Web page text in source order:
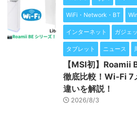
WiFi・Network・BT
インターネット ガジェ
タブレット ニュース
【MSI初】Roamii
徹底比較！Wi-Fi 7
違いを解説！
2026/8/3